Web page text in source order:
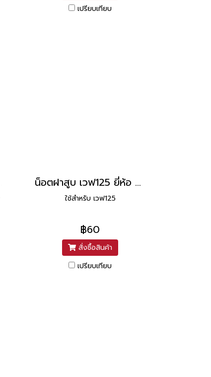
เปรียบเทียบ
น็อตฝาสูบ เวฟ125 ยี่ห้อ WASHI
ใช้สำหรับ เวฟ125
฿60
สั่งซื้อสินค้า
เปรียบเทียบ